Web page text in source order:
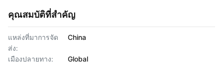
คุณสมบัติที่สำคัญ
แหล่งที่มาการจัด
ส่ง:
China
เมืองปลายทาง:
Global